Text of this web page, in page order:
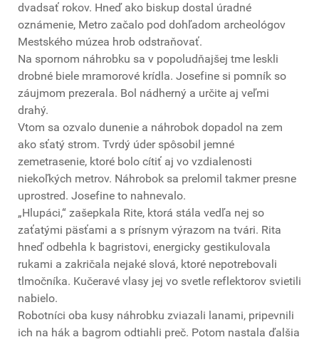
dvadsať rokov. Hneď ako biskup dostal úradné
oznámenie, Metro začalo pod dohľadom archeológov
Mestského múzea hrob odstraňovať.
Na spornom náhrobku sa v popoludňajšej tme leskli
drobné biele mramorové krídla. Josefine si pomník so
záujmom prezerala. Bol nádherný a určite aj veľmi
drahý.
Vtom sa ozvalo dunenie a náhrobok dopadol na zem
ako sťatý strom. Tvrdý úder spôsobil jemné
zemetrasenie, ktoré bolo cítiť aj vo vzdialenosti
niekoľkých metrov. Náhrobok sa prelomil takmer presne
uprostred. Josefine to nahnevalo.
„Hlupáci,“ zašepkala Rite, ktorá stála vedľa nej so
zaťatými päsťami a s prísnym výrazom na tvári. Rita
hneď odbehla k bagristovi, energicky gestikulovala
rukami a zakričala nejaké slová, ktoré nepotrebovali
tlmočníka. Kučeravé vlasy jej vo svetle reflektorov svietili
nabielo.
Robotníci oba kusy náhrobku zviazali lanami, pripevnili
ich na hák a bagrom odtiahli preč. Potom nastala ďalšia